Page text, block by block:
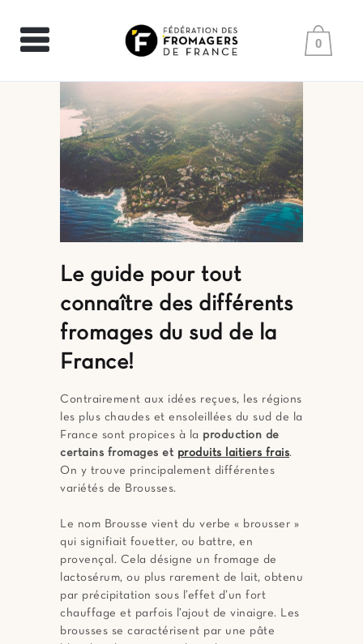
0
Le guide pour tout
connaître des différents
fromages du sud de la
France!
Contrairement aux idées reçues, les régions
les plus chaudes et ensoleillées du sud de la
France sont propices à la production de
certains fromages et produits laitiers frais.
On y trouve principalement différentes
variétés de Brousses.
Le nom Brousse vient du verbe « brousser »
qui signifiait fouetter, ou battre, en
provençal. Cela désigne un fromage de
lactosérum, ou plus rarement de lait, obtenu
par précipitation sous l’effet d’un fort
chauffage et parfois l’ajout de vinaigre. Les
brousses se caractérisent par une pâte